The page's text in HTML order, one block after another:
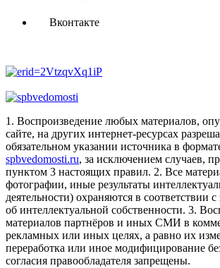
Вконтакте
1. Воспроизведение любых материалов,
сайте, на других интернет-ресурсах
обязательном указании источника в
spbvedomosti.ru, за исключением случаев,
пунктом 3 настоящих правил. 2. Все
фотографии, иные результаты
деятельности) охраняются в соответствии с
об интеллектуальной собственности. 3.
материалов партнёров и иных СМИ в
рекламных или иных целях, а равно их
переработка или иное модифицирование
согласия правообладателя запрещены.